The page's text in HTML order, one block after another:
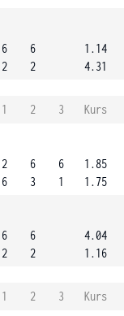
6
2
6
2
1.14
4.31
1 2 3
Kurs
2
6
6
3
6
1
1.85
1.75
6
2
6
2
4.04
1.16
1 2 3
Kurs